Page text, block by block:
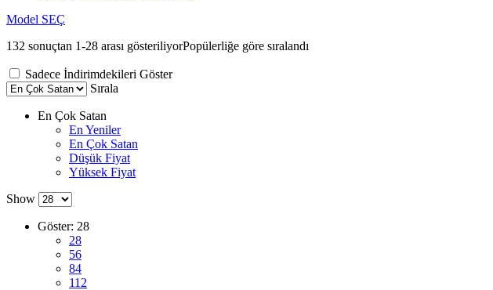
Model SEÇ
132 sonuçtan 1-28 arası gösteriliyorPopülerliğe göre sıralandı
Sadece İndirimdekileri Göster
Sırala
En Çok Satan
En Yeniler
En Çok Satan
Düşük Fiyat
Yüksek Fiyat
Show
Göster: 28
28
56
84
112